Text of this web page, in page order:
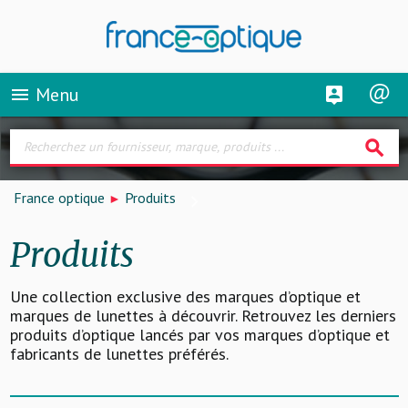
menu Menu
search
France optique Produits
Produits
Une collection exclusive des marques d’optique et
marques de lunettes à découvrir. Retrouvez les derniers
produits d’optique lancés par vos marques d’optique et
fabricants de lunettes préférés.